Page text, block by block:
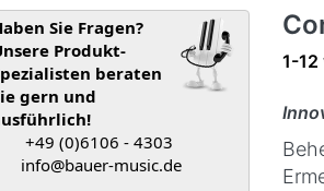
Sie Fragen?
Produkt-
beraten
gern und
+49 (0)6106 - 4303
info@bauer-music.de
1-12